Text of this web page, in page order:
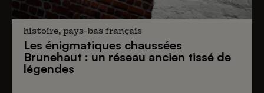
histoire, pays-bas français
Les énigmatiques chaussées
Brunehaut : un réseau ancien tissé de
légendes